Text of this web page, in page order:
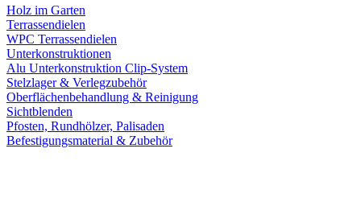
Holz im Garten
Terrassendielen
WPC Terrassendielen
Unterkonstruktionen
Alu Unterkonstruktion Clip-System
Stelzlager & Verlegzubehör
Oberflächenbehandlung & Reinigung
Sichtblenden
Pfosten, Rundhölzer, Palisaden
Befestigungsmaterial & Zubehör